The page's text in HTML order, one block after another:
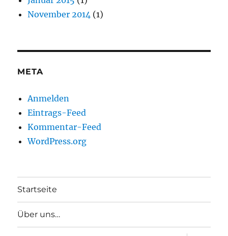
November 2014 (1)
META
Anmelden
Eintrags-Feed
Kommentar-Feed
WordPress.org
Startseite
Über uns…